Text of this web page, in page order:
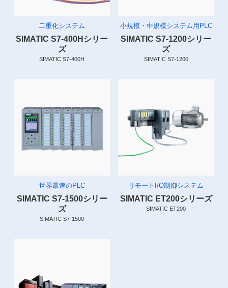
二重化システム
SIMATIC S7-400Hシリー
ズ
SIMATIC S7-400H
小規模・中規模システム用PLC
SIMATIC S7-1200シリー
ズ
SIMATIC S7-1200
世界最速のPLC
SIMATIC S7-1500シリー
ズ
SIMATIC S7-1500
リモートI/O制御システム
SIMATIC ET200シリーズ
SIMATIC ET200